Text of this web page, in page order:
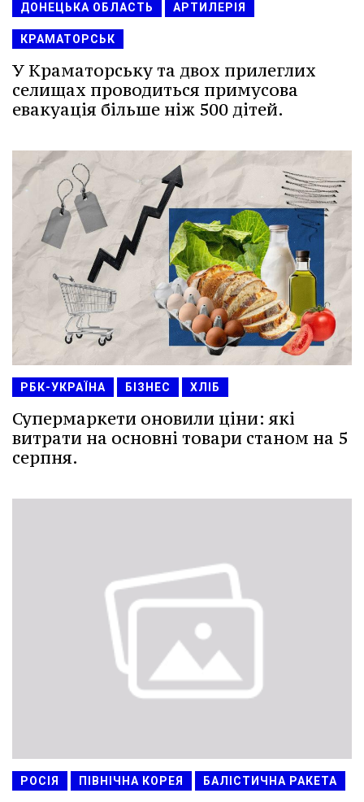
ДОНЕЦЬКА ОБЛАСТЬ АРТИЛЕРІЯ
КРАМАТОРСЬК
У Краматорську та двох прилеглих
селищах проводиться примусова
евакуація більше ніж 500 дітей.
РБК-УКРАЇНА БІЗНЕС ХЛІБ
Супермаркети оновили ціни: які
витрати на основні товари станом на 5
серпня.
РОСІЯ ПІВНІЧНА КОРЕЯ БАЛІСТИЧНА РАКЕТА